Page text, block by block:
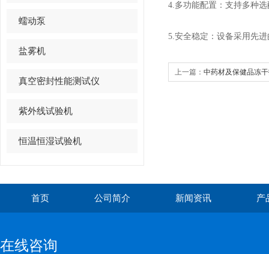
蠕动泵
盐雾机
真空密封性能测试仪
紫外线试验机
恒温恒湿试验机
4.多功能配置：支持多种
5.安全稳定：设备采用先
上一篇： 中药材及保健品冻
首页 公司简介 新闻资讯 产
在线咨询